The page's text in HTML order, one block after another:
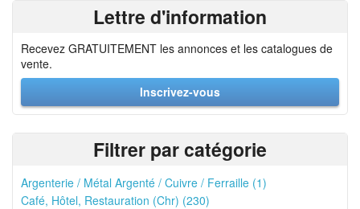
Lettre d'information
Recevez GRATUITEMENT les annonces et les catalogues de
vente.
Inscrivez-vous
Filtrer par catégorie
Argenterie / Métal Argenté / Cuivre / Ferraille (1)
Café, Hôtel, Restauration (Chr) (230)